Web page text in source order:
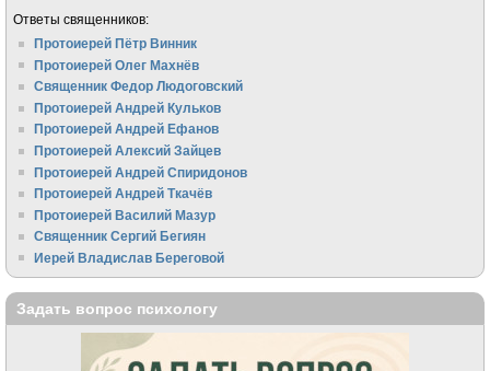
Ответы священников:
Протоиерей Пётр Винник
Протоиерей Олег Махнёв
Священник Федор Людоговский
Протоиерей Андрей Кульков
Протоиерей Андрей Ефанов
Протоиерей Алексий Зайцев
Протоиерей Андрей Спиридонов
Протоиерей Андрей Ткачёв
Протоиерей Василий Мазур
Священник Сергий Бегиян
Иерей Владислав Береговой
Задать вопрос психологу